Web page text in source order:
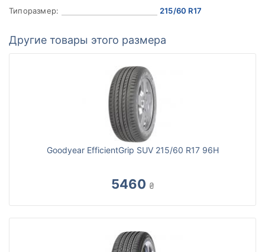
Типоразмер:
215/60 R17
Другие товары этого размера
Goodyear EfficientGrip SUV 215/60 R17 96H
5460 ₴